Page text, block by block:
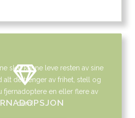
skal kunne leve resten av sine
alt de trenger av frihet, stell og
fjernadoptere en eller flere av
dem!